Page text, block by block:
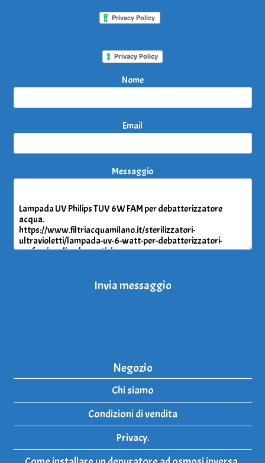
Privacy Policy
Nome
Email
Messaggio
Invia messaggio
Negozio
Chi siamo
Condizioni di vendita
Privacy.